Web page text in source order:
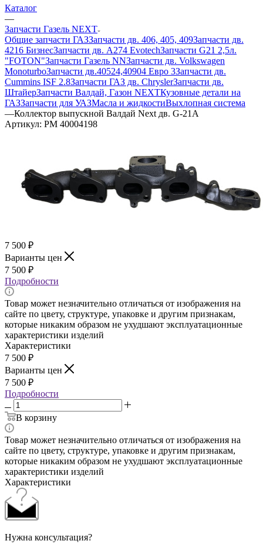
Каталог
—
Запчасти Газель NEXT
Общие запчасти ГАЗЗапчасти дв. 406, 405, 409Запчасти дв.
4216 БизнесЗапчасти дв. A274 EvotechЗапчасти G21 2,5л.
"FOTON"Запчасти Газель NNЗапчасти дв. Volkswagen
MonoturboЗапчасти дв.40524,40904 Евро 3Запчасти дв.
Cummins ISF 2.8Запчасти ГАЗ дв. ChryslerЗапчасти дв.
ШтайерЗапчасти Валдай, Газон NEXTКузовные детали на
ГАЗЗапчасти для УАЗМасла и жидкостиВыхлопная система
—Коллектор выпускной Валдай Next дв. G-21А
Артикул: PM 40004198
7 500 ₽
Варианты цен
7 500 ₽
Подробности
Товар может незначительно отличаться от изображения на
сайте по цвету, структуре, упаковке и другим признакам,
которые никаким образом не ухудшают эксплуатационные
характеристики изделий
Характеристики
7 500 ₽
Варианты цен
7 500 ₽
Подробности
В корзину
Товар может незначительно отличаться от изображения на
сайте по цвету, структуре, упаковке и другим признакам,
которые никаким образом не ухудшают эксплуатационные
характеристики изделий
Характеристики
Нужна консультация?